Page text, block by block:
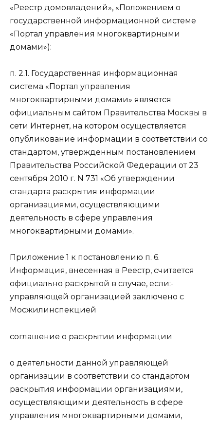
«Реестр домовладений», «Положением о
государственной информационной системе
«Портал управления многоквартирными
домами»):
п. 2.1. Государственная информационная
система «Портал управления
многоквартирными домами» является
официальным сайтом Правительства Москвы в
сети Интернет, на котором осуществляется
опубликование информации в соответствии со
стандартом, утвержденным постановлением
Правительства Российской Федерации от 23
сентября 2010 г. N 731 «Об утверждении
стандарта раскрытия информации
организациями, осуществляющими
деятельность в сфере управления
многоквартирными домами».
Приложение 1 к постановлению п. 6.
Информация, внесенная в Реестр, считается
официально раскрытой в случае, если:-
управляющей организацией заключено с
Мосжилинспекцией
соглашение о раскрытии информации
о деятельности данной управляющей
организации в соответствии со стандартом
раскрытия информации организациями,
осуществляющими деятельность в сфере
управления многоквартирными домами,